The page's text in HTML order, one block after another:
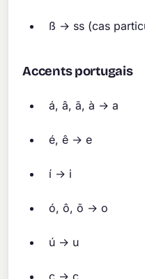
ß → ss (cas
Accents portugais
á, â, ã, à → a
é, ê → e
í → i
ó, ô, õ → o
ú → u